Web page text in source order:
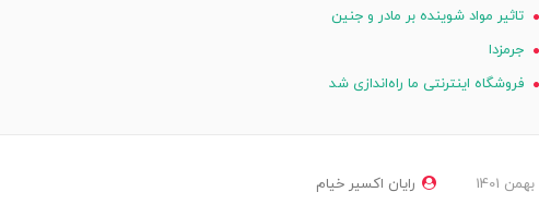
تاثیر مواد شوینده بر مادر و جنین
جرمزدا
فروشگاه اینترنتی ما راه‌اندازی شد
رایان اکسیر خیام